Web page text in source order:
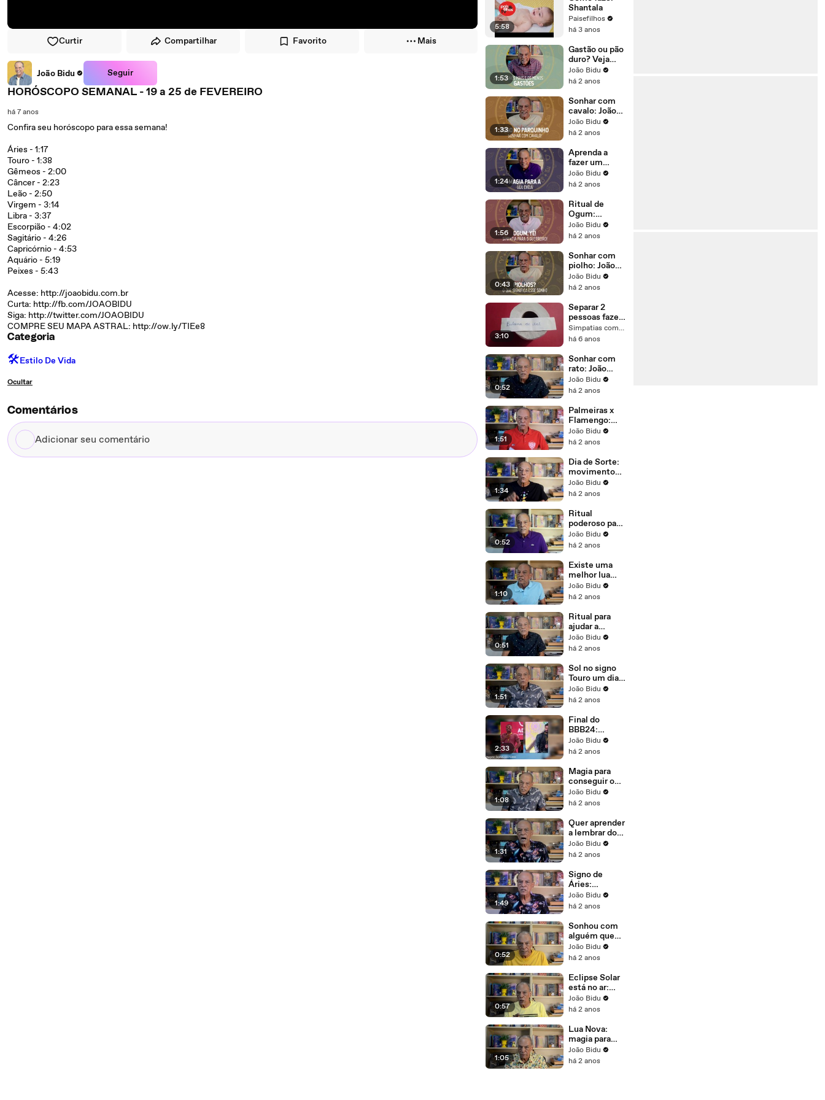
Curtir Compartilhar Favorito Mais
João Bidu Seguir
HORÓSCOPO SEMANAL - 19 a 25 de FEVEREIRO
há 7 anos
Confira seu horóscopo para essa semana!
Áries - 1:17
Touro - 1:38
Gêmeos - 2:00
Câncer - 2:23
Leão - 2:50
Virgem - 3:14
Libra - 3:37
Escorpião - 4:02
Sagitário - 4:26
Capricórnio - 4:53
Aquário - 5:19
Peixes - 5:43
Acesse: http://joaobidu.com.br
Curta: http://fb.com/JOAOBIDU
Siga: http://twitter.com/JOAOBIDU
COMPRE SEU MAPA ASTRAL: http://ow.ly/TIEe8
Categoria
🛠️Estilo De Vida
Ocultar
Comentários
Adicionar
seu
5:58
Shantala
Paisefilhos
há 3 anos
1:53
Gastão ou pão
duro? Veja
como alguns
signos lidam
João Bidu
há 2 anos
1:33
Sonhar com
cavalo: João
Bidu explica o
significado
João Bidu
há 2 anos
1:24
Aprenda a
fazer um
talismã
poderoso para
João Bidu
há 2 anos
1:56
Ritual de
Ogum:
aproveite as
energias do
João Bidu
há 2 anos
0:43
Sonhar com
piolho: João
Bidu explica o
que significa
João Bidu
há 2 anos
3:10
Separar 2
pessoas fazer
brigar e pegar
nojo Simpatia
Simpatias com Carinho
há 6 anos
0:52
Sonhar com
rato: João
Bidu explica o
significado
João Bidu
há 2 anos
1:51
Palmeiras x
Flamengo:
João Bidu
analisa
nte o clássico
João Bidu
há 2 anos
1:34
Dia de Sorte:
movimentos
no céu
promovem
João Bidu
há 2 anos
0:52
Ritual
poderoso para
realizar
objetivos
João Bidu
há 2 anos
1:10
Existe uma
melhor lua
para
engravidar? E
tem mais
chances em
2024?
João Bidu
há 2 anos
0:51
Ritual para
ajudar a
encontrar
item perdido
João Bidu
há 2 anos
1:51
Sol no signo
Touro um dia
antes? João
Bidu explica
João Bidu
há 2 anos
2:33
Final do
BBB24:
astrologia e
tarot podem
energias do
ganhador
João Bidu
há 2 anos
1:08
Magia para
conseguir o
emprego dos
sonhos
João Bidu
há 2 anos
1:31
Quer aprender
a lembrar dos
seus sonhos?
João Bidu
dicas
João Bidu
há 2 anos
1:49
Signo de
Áries:
Satanáries ou
Ariangel? João
sobre as
característica
s dessas
pessoas
João Bidu
há 2 anos
0:52
Sonhou com
alguém que
não encontra
faz tempo?
explica
João Bidu
há 2 anos
0:57
Eclipse Solar
está no ar:
aprenda o que
isso significa
João Bidu
há 2 anos
1:05
Lua Nova:
magia para
reconquistar
um amor
João Bidu
há 2 anos